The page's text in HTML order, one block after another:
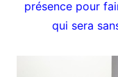
présence pour
qui sera